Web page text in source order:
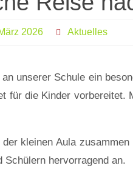
2026 Aktuelles
unserer Schule ein
für die Kinder vorbereitet.
kleinen Aula
Schülern hervorragend an.